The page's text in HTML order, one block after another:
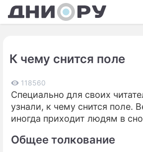
К чему снится поле
118560
Специально для своих
узнали, к чему снится поле.
иногда приходит людям в
Общее толкование